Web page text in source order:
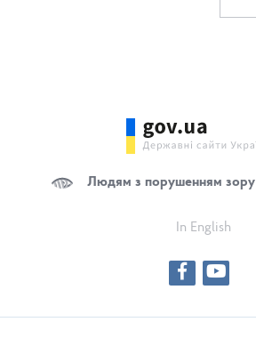
Людям з порушенням зору
In English